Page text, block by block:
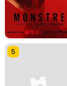
5